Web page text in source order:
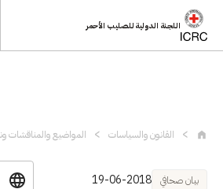
اللجنة الدولية للصليب الأحمر
القانون والسياسات المواضيع والمناقشات
بيان صحافي 19-06-2018